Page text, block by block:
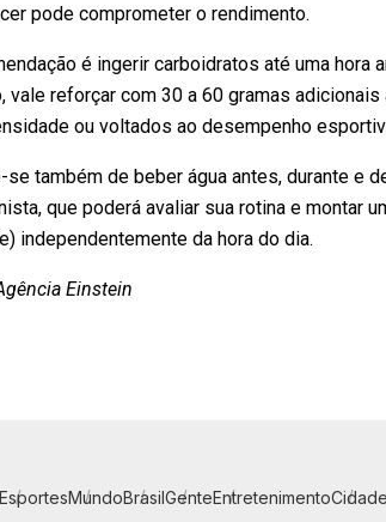
pode comprometer o rendimento.
é ingerir carboidratos até uma hora
vale reforçar com 30 a 60 gramas
ou voltados ao desempenho
se também de beber água antes, durante e
que poderá avaliar sua rotina e montar
independentemente da hora do dia.
Einstein
EsportesMundoBrasilGenteEntretenimento